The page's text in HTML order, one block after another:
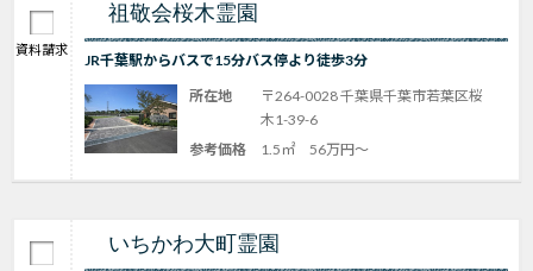
資料請求
祖敬会桜木霊園
JR千葉駅からバスで15分バス停より徒歩3分
所在地
〒264-0028 千葉県千葉市若葉区桜
木1-39-6
参考価格
1.5㎡ 56万円～
いちかわ大町霊園